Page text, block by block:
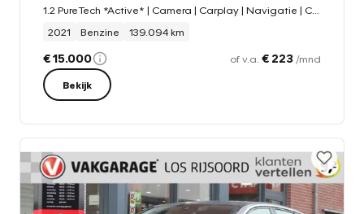
2021
Benzine 139.094 km
€ 15.000 of v.a. € 223 /mnd
Bekijk